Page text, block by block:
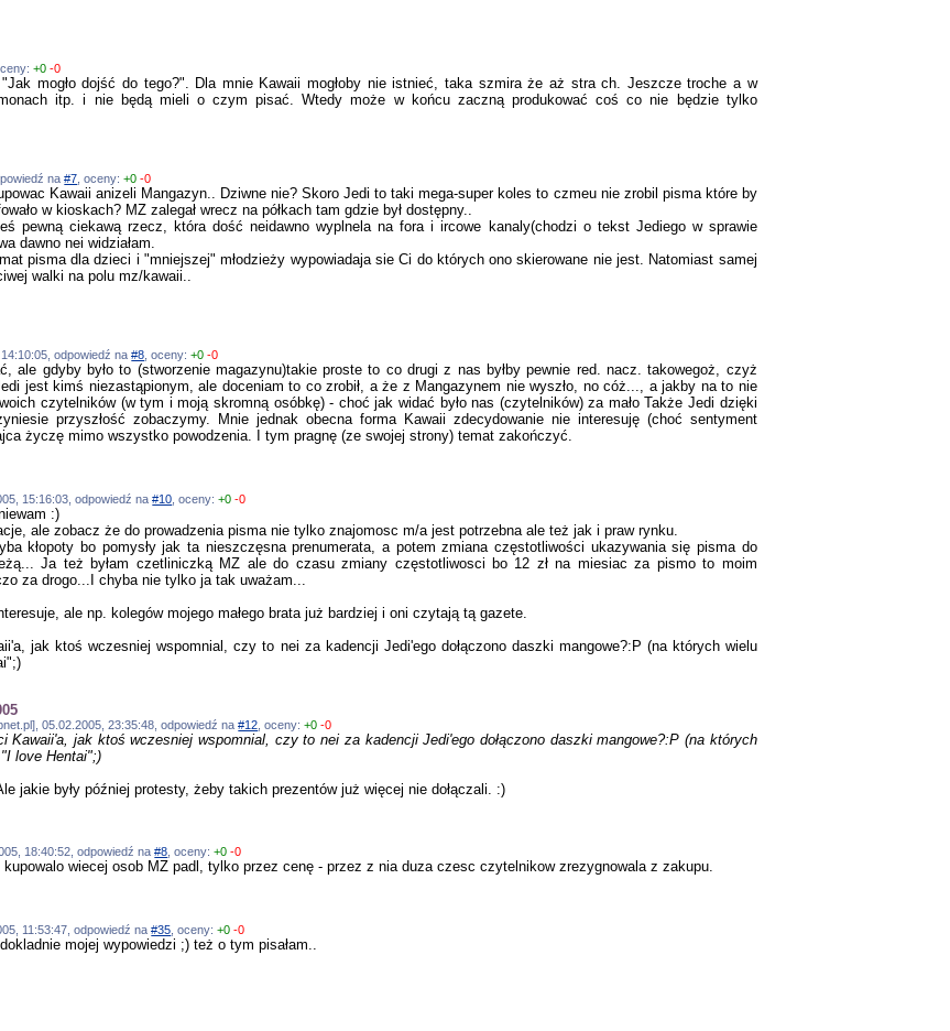
+0 -0
"Jak mogło dojść do tego?". Dla mnie Kawaii mogłoby nie istnieć, taka szmira że aż stra ch. Jeszcze troche a w
itp. i nie będą mieli o czym pisać. Wtedy może w końcu zaczną produkować coś co nie będzie tylko
na#7 , oceny:+0 -0
Kawaii anizeli Mangazyn.. Dziwne nie? Skoro Jedi to taki mega-super koles to czmeu nie zrobil pisma które by
w kioskach? MZ zalegał wrecz na półkach tam gdzie był dostępny..
pewną ciekawą rzecz, która dość neidawno wyplnela na fora i ircowe kanaly(chodzi o tekst Jediego w sprawie
dawno nei widziałam.
pisma dla dzieci i "mniejszej" młodzieży wypowiadaja sie Ci do których ono skierowane nie jest. Natomiast samej
walki na polu mz/kawaii..
odpowiedź na#8 , oceny:+0 -0
ale gdyby było to (stworzenie magazynu)takie proste to co drugi z nas byłby pewnie red. nacz. takowegoż, czyż
jest kimś niezastąpionym, ale doceniam to co zrobił, a że z Mangazynem nie wyszło, no cóż..., a jakby na to nie
czytelników (w tym i moją skromną osóbkę) - choć jak widać było nas (czytelników) za mało Także Jedi dzięki
przyszłość zobaczymy. Mnie jednak obecna forma Kawaii zdecydowanie nie interesuję (choć sentyment
życzę mimo wszystko powodzenia. I tym pragnę (ze swojej strony) temat zakończyć.
15:16:03, odpowiedź na#10 , oceny:+0 -0
:)
ale zobacz że do prowadzenia pisma nie tylko znajomosc m/a jest potrzebna ale też jak i praw rynku.
kłopoty bo pomysły jak ta nieszczęsna prenumerata, a potem zmiana częstotliwości ukazywania się pisma do
Ja też byłam czetliniczką MZ ale do czasu zmiany częstotliwosci bo 12 zł na miesiac za pismo to moim
za drogo...I chyba nie tylko ja tak uważam...
ale np. kolegów mojego małego brata już bardziej i oni czytają tą gazete.
jak ktoś wczesniej wspomnial, czy to nei za kadencji Jedi'ego dołączono daszki mangowe?:P (na których wielu
05.02.2005, 23:35:48, odpowiedź na#12 , oceny:+0 -0
Kawaii'a, jak ktoś wczesniej wspomnial, czy to nei za kadencji Jedi'ego dołączono daszki mangowe?:P (na których
love Hentai";)
jakie były później protesty, żeby takich prezentów już więcej nie dołączali. :)
18:40:52, odpowiedź na#8 , oceny:+0 -0
wiecej osob MZ padl, tylko przez cenę - przez z nia duza czesc czytelnikow zrezygnowala z zakupu.
11:53:47, odpowiedź na#35 , oceny:+0 -0
mojej wypowiedzi ;) też o tym pisałam..